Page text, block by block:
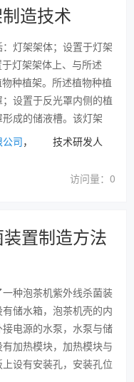
造技术
灯架架体；设置于灯架
灯架架体上、与所述
种植架。所述植物种植
设置于反光罩内侧的植
成的储液槽。该灯架
公司， 技术研发人
访问量：0
置制造方法
种泡茶机紫外线杀菌装
储水箱，泡茶机壳的内
电源的水泵，水泵与储
加热模块，加热模块与
设有安装孔，安装孔位